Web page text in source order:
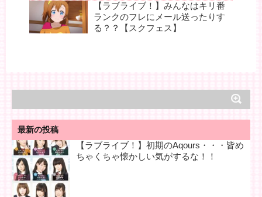
【ラブライブ！】みんなはキリ番
ランクのフレにメール送ったりす
る？？【スクフェス】
最新の投稿
【ラブライブ！】初期のAqours・・・皆め
ちゃくちゃ懐かしい気がするな！！